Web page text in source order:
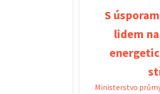
S
lidem
Ministerstvo